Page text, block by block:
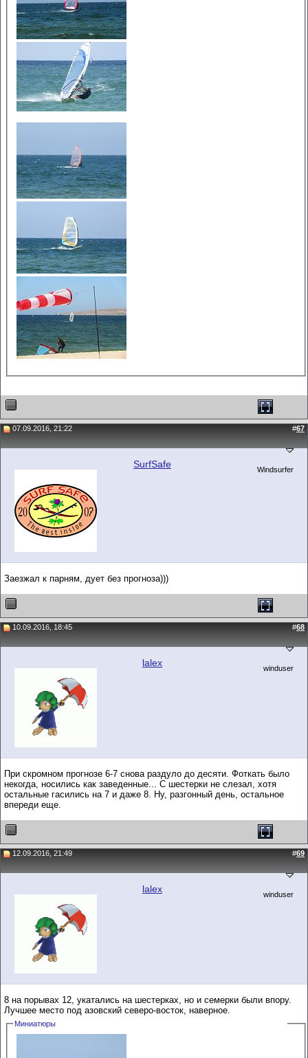
07.09.2016, 21:22 #67
SurfSafe Windsurfer
Заезжал к парням, дует без прогноза)))
10.09.2016, 18:45 #68
lalex winduser
При скромном прогнозе 6-7 снова раздуло до десяти. Фоткать было
некогда, носились как заведенные... С шестерки не слезал, хотя
остальные гасились на 7 и даже 8. Ну, разгонный день, остальное
впереди еще.
12.09.2016, 21:49 #69
lalex winduser
8 на порывах 12, укатались на шестерках, но и семерки были впору.
Лучшее место под азовский северо-восток, наверное.
Миниатюры